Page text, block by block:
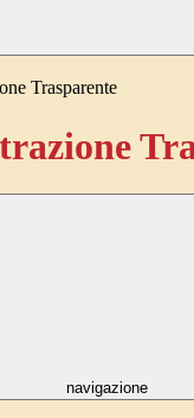
Trasparente
navigazione